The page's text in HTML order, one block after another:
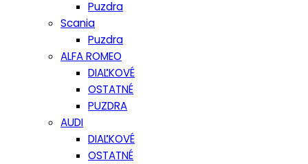
Puzdra
Scania
Puzdra
ALFA ROMEO
DIAĽKOVÉ
OSTATNÉ
PUZDRA
AUDI
DIAĽKOVÉ
OSTATNÉ